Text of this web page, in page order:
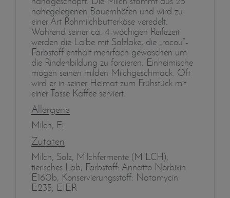
nahegelegenen Bauernhöfen und wird zu
einer Art Rohmilchbutterkäse veredelt.
Während seiner ca. 4-wöchigen Reifezeit
werden die Laibe mit Salzlake, die „rocou“-
Farbstoff enthält mehrfach gewaschen um
die Rindenbildung zu forcieren. Einheimische
mögen seinen milden Milchgeschmack. Oft
wird er in seiner Heimat zum Frühstück mit
einer Tasse Kaffee serviert.
Allergene
Milch, Ei
Zutaten
Milch, Salz, Milchfermente (MILCH),
tierisches Lab, Farbstoff: Annatto Norbixin
E160b, Konservierungsstoff: Natamycin
E235, EIER